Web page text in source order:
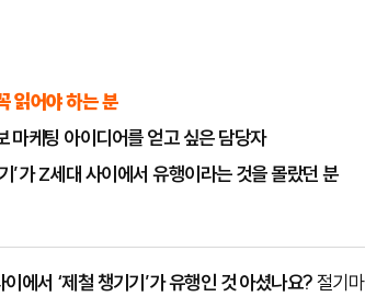
읽어야 하는 분
마케팅 아이디어를 얻고 싶은 담당자
’가 Z세대 사이에서 유행이라는 것을 몰랐던 분
에서 ‘제철 챙기기’가 유행인 것 아셨나요?절기